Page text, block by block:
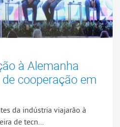
à Alemanha
cooperação em
da indústria viajarão à
de tecn...